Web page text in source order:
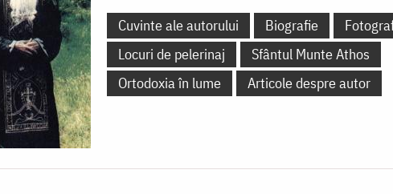
Cuvinte ale autorului Biografie
Locuri de pelerinaj
Sfântul Munte Athos
Ortodoxia în lume
Articole despre autor